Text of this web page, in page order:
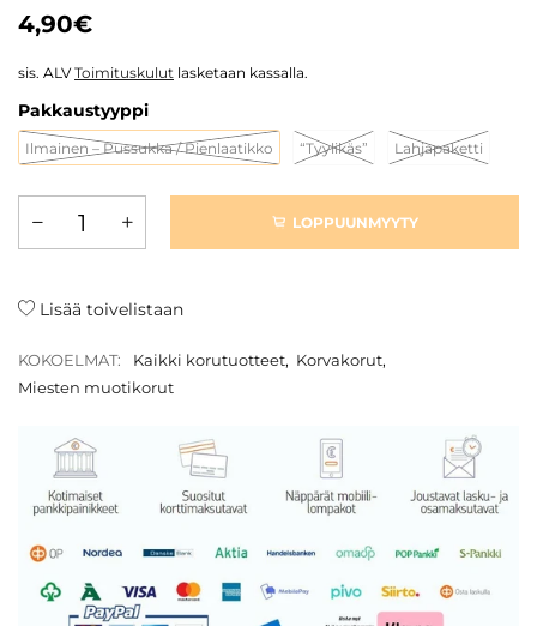
4,90€
sis. ALVToimituskulut lasketaan kassalla.
Pakkaustyyppi
Ilmainen – Pussukka / Pienlaatikko “Tyylikäs” Lahjapaketti
LOPPUUNMYYTY
Lisää toivelistaan
KOKOELMAT: Kaikki korutuotteet, Korvakorut,
Miesten muotikorut